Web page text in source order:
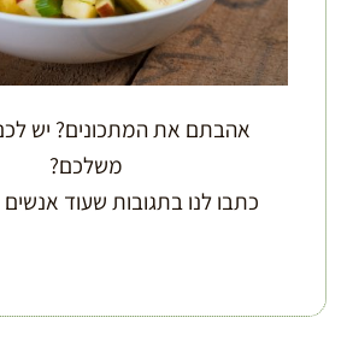
אהבתם את המתכונים? יש
משלכם?
כתבו לנו בתגובות שעוד אנשים